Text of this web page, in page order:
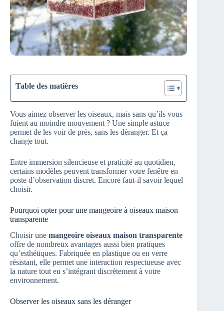
Table des matières
Vous aimez observer les oiseaux, mais sans qu’ils vous
fuient au moindre mouvement ? Une simple astuce
permet de les voir de près, sans les déranger. Et ça
change tout.
Entre immersion silencieuse et praticité au quotidien,
certains modèles peuvent transformer votre fenêtre en
poste d’observation discret. Encore faut-il savoir lequel
choisir.
Pourquoi opter pour une mangeoire à oiseaux maison
transparente
Choisir une mangeoire oiseaux maison transparente
offre de nombreux avantages aussi bien pratiques
qu’esthétiques. Fabriquée en plastique ou en verre
résistant, elle permet une interaction respectueuse avec
la nature tout en s’intégrant discrètement à votre
environnement.
Observer les oiseaux sans les déranger